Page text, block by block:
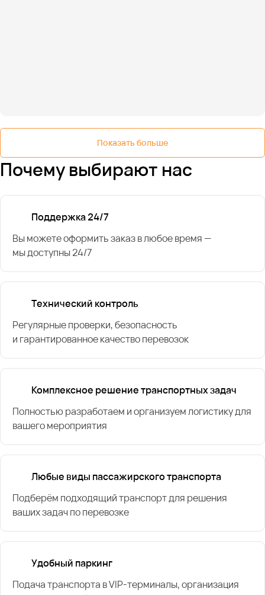
Показать больше
Почему выбирают нас
Поддержка 24/7
Вы можете оформить заказ в любое время —
мы доступны 24/7
Технический контроль
Регулярные проверки, безопасность
и гарантированное качество перевозок
Комплексное решение транспортных задач
Полностью разработаем и организуем логистику для
вашего мероприятия
Любые виды пассажирского транспорта
Подберём подходящий транспорт для решения
ваших задач по перевозке
Удобный паркинг
Подача транспорта в VIP-терминалы, организация